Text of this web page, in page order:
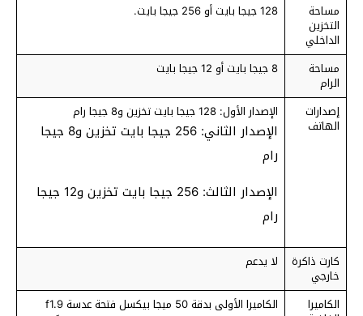
مساحة
التخزين
الداخلي
128 جيجا بايت أو 256 جيجا بايت.
مساحة
الرام
8 جيجا بايت أو 12 جيجا بايت
إصدارات
الهاتف
الإصدار الأول: 128 جيجا بايت تخزين و8 جيجا رام
الإصدار الثاني: 256 جيجا بايت تخزين و8 جيجا
رام
الإصدار الثالث: 256 جيجا بايت تخزين و12 جيجا
رام
كارت ذاكرة
خارجي
لا يدعم
الكاميرا الكاميرا الأولى بدقة 50 ميجا بيكسل فتحة عدسة f1.9